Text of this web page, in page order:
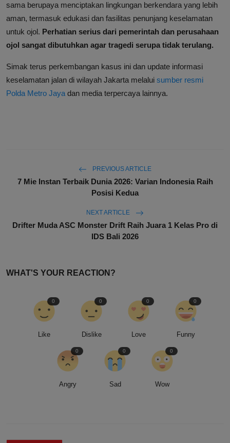
sama berupaya menciptakan lingkungan berkendara yang lebih
aman, termasuk edukasi dan fasilitas penunjang keselamatan
untuk ojol. Perhatian serius dari pemerintah dan perusahaan
ojol sangat dibutuhkan agar tragedi serupa tidak terulang.
Simak terus perkembangan kasus ini dan update informasi
keselamatan jalan di wilayah Jakarta melalui sumber resmi
Polda Metro Jaya dan media terpercaya lainnya.
PREVIOUS ARTICLE
7 Mie Instan Terbaik Dunia 2026: Varian Indonesia Raih
Posisi Kedua
NEXT ARTICLE
Drifter Muda ASC Monster Drift Raih Juara 1 Kelas Pro di
IDS Bali 2026
WHAT'S YOUR REACTION?
Like
0
Dislike
0
Love
0
Funny
0
Angry
0
Sad
0
Wow
0